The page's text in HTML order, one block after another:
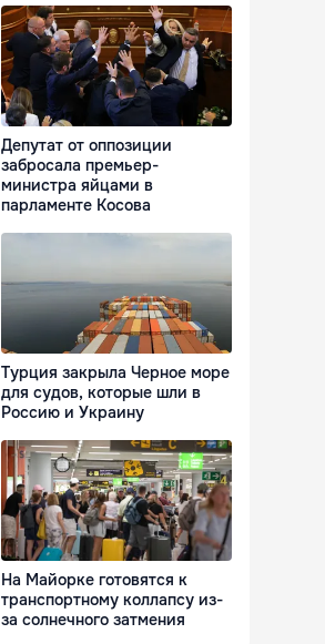
Депутат от оппозиции
забросала премьер-
министра яйцами в
парламенте Косова
Турция закрыла Черное море
для судов, которые шли в
Россию и Украину
На Майорке готовятся к
транспортному коллапсу из-
за солнечного затмения